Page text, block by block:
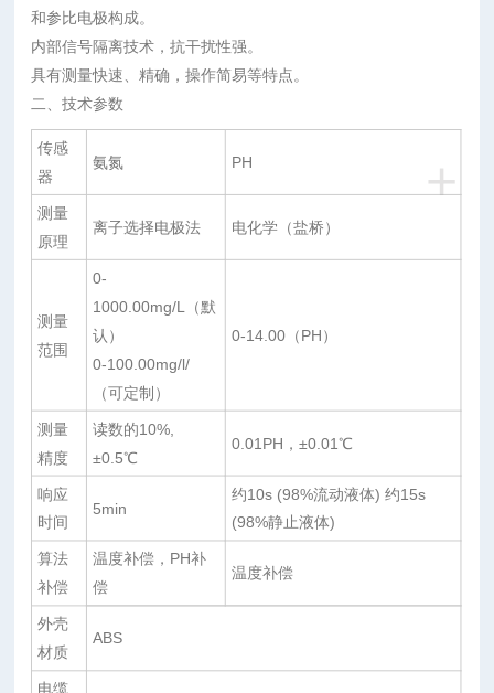
和参比电极构成。
内部信号隔离技术，抗干扰性强。
具有测量快速、精确，操作简易等特点。
二、技术参数
+
传感
器
氨氮 PH
测量
原理
离子选择电极法 电化学（盐桥）
测量
范围
0-
1000.00mg/L（默
认）
0-100.00mg/l/
（可定制）
0-14.00（PH）
测量
精度
读数的10%,
±0.5℃
0.01PH，±0.01℃
响应
时间
5min
约10s (98%流动液体) 约15s
(98%静止液体)
算法
补偿
温度补偿，PH补
偿
温度补偿
外壳
材质
ABS
电缆